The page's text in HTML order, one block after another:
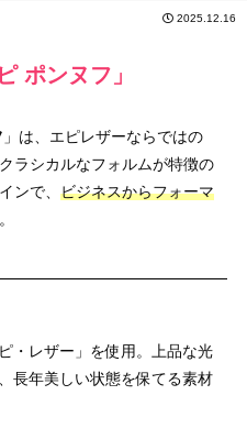
2025.12.16
ポンヌフ」
」は、エピレザーならではの
ラシカルなフォルムが特徴の
ンで、ビジネスからフォーマ
・レザー」を使用。上品な光
長年美しい状態を保てる素材